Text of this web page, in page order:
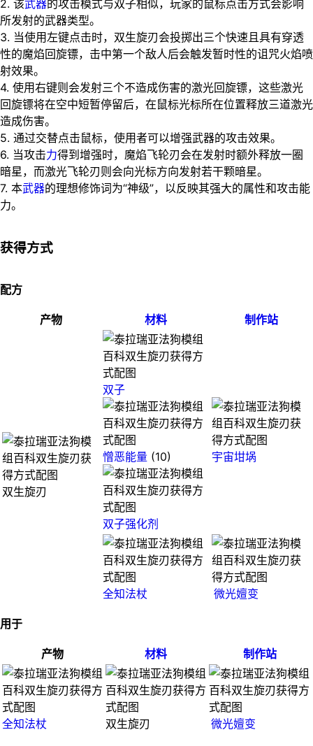
2. 该武器的攻击模式与双子相似，玩家的鼠标点击方式会影响
所发射的武器类型。
3. 当使用左键点击时，双生旋刃会投掷出三个快速且具有穿透
性的魔焰回旋镖，击中第一个敌人后会触发暂时性的诅咒火焰喷
射效果。
4. 使用右键则会发射三个不造成伤害的激光回旋镖，这些激光
回旋镖将在空中短暂停留后，在鼠标光标所在位置释放三道激光
造成伤害。
5. 通过交替点击鼠标，使用者可以增强武器的攻击效果。
6. 当攻击力得到增强时，魔焰飞轮刃会在发射时额外释放一圈
暗星，而激光飞轮刃则会向光标方向发射若干颗暗星。
7. 本武器的理想修饰词为“神级”，以反映其强大的属性和攻击能
力。
获得方式
配方
产物 材料 制作站
双生旋刃
双子
憎恶能量 (10)
双子强化剂
宇宙坩埚
全知法杖 微光嬗变
用于
产物 材料 制作站
全知法杖 双生旋刃 微光嬗变